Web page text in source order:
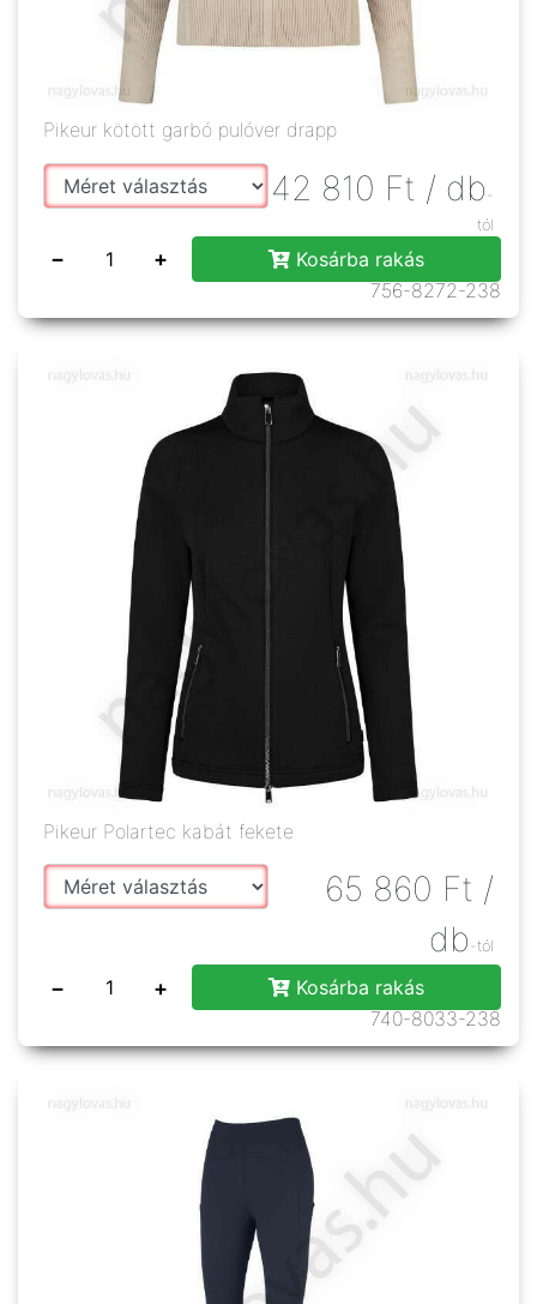
Pikeur kötött garbó pulóver drapp
42 810 Ft / db -
tól
− +
Kosárba rakás
756-8272-238
Pikeur Polartec kabát fekete
65 860 Ft /
db -tól
− +
Kosárba rakás
740-8033-238